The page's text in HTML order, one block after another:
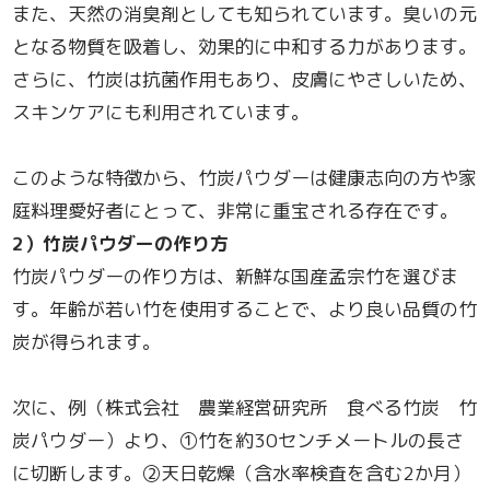
また、天然の消臭剤としても知られています。臭いの元
となる物質を吸着し、効果的に中和する力があります。
さらに、竹炭は抗菌作用もあり、皮膚にやさしいため、
スキンケアにも利用されています。
このような特徴から、竹炭パウダーは健康志向の方や家
庭料理愛好者にとって、非常に重宝される存在です。
2）竹炭パウダーの作り方
竹炭パウダーの作り方は、新鮮な国産孟宗竹を選びま
す。年齢が若い竹を使用することで、より良い品質の竹
炭が得られます。
次に、例（株式会社 農業経営研究所 食べる竹炭 竹
炭パウダー）より、①竹を約30センチメートルの長さ
に切断します。➁天日乾燥（含水率検査を含む2か月）